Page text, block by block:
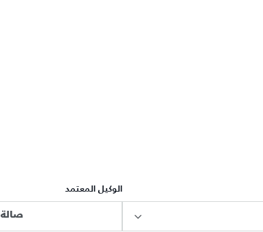
الوكيل المعتمد
صالة